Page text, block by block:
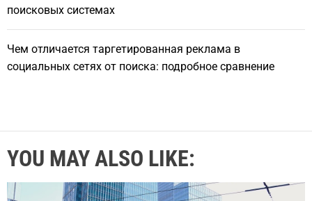
поисковых системах
Чем отличается таргетированная реклама в
социальных сетях от поиска: подробное сравнение
YOU MAY ALSO LIKE: